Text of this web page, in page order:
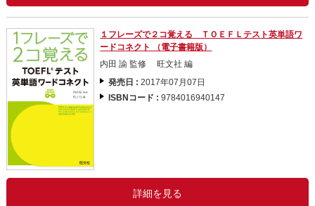
１フレーズで２コ覚える ＴＯＥＦＬテスト英単語ワ
ードコネクト （電子書籍版）
内田 諭 監修 旺文社 編
発売日 :2017年07月07日
ISBNコード :9784016940147
詳細を見る